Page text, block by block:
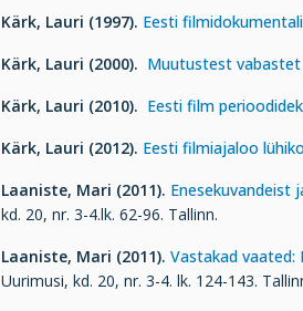
Kärk, Lauri (1997). Eesti
Kärk, Lauri (2000). Muutustest
Kärk, Lauri (2010). Eesti film
Kärk, Lauri (2012). Eesti filmiajaloo
Laaniste, Mari (2011). Enesekuvandeist
kd. 20, nr. 3-4.lk. 62-96. Tallinn.
Laaniste, Mari (2011). Vastakad vaated:
Uurimusi, kd. 20, nr. 3-4. lk. 124-143.